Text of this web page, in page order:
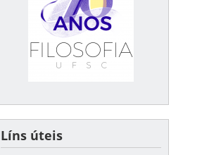
Líns úteis